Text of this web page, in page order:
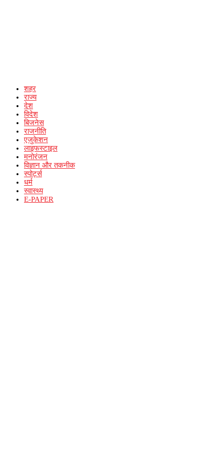
शहर
राज्य
देश
विदेश
बिजनेस
राजनीति
एजुकेशन
लाइफस्टाइल
मनोरंजन
विज्ञान और तकनीक
स्पोर्ट्स
धर्म
स्वास्थ्य
E-PAPER